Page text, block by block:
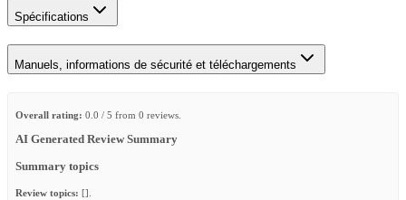
Spécifications
Manuels, informations de sécurité et téléchargements
Overall rating: 0.0 / 5 from 0 reviews.
AI Generated Review Summary
Summary topics
Review topics: [].